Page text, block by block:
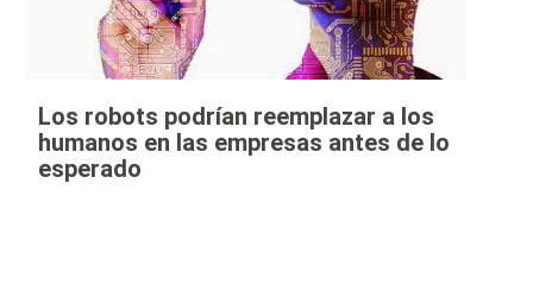
Los robots podrían reemplazar a los
humanos en las empresas antes de lo
esperado